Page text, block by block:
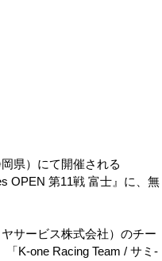
県）にて開催される
OPEN 第11戦 富士』に、無
サービス株式会社）のチー
K-one Racing Team / サミ-